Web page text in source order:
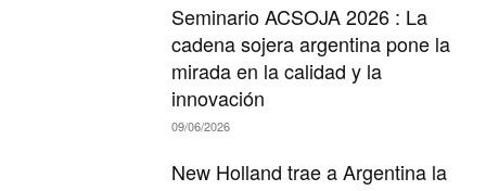
Seminario ACSOJA 2026 : La
cadena sojera argentina pone la
mirada en la calidad y la
innovación
09/06/2026
New Holland trae a Argentina la